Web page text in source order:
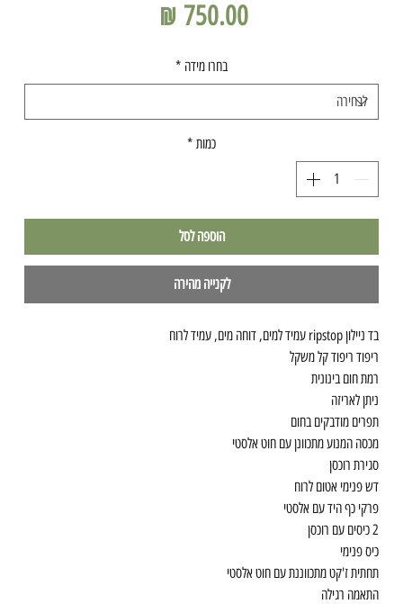
בחרו מידה *
כמות *
הוספה לסל
לקנייה מהירה
בד ניילון ripstop עמיד למים, דוחה מים, עמיד לרוח
ריפוד ריפוד קל משקל
רמת חום בינונית
ניתן לאריזה
תפרים מודבקים בחום
מכסה המנוע מתכוונן עם חוט אלסטי
סגירת רוכסן
דש פנימי אטום לרוח
פרקי כף היד עם אלסטי
2 כיסים עם רוכסן
כיס פנימי
תחתית ז'קט מתכווננת עם חוט אלסטי
התאמה רגילה